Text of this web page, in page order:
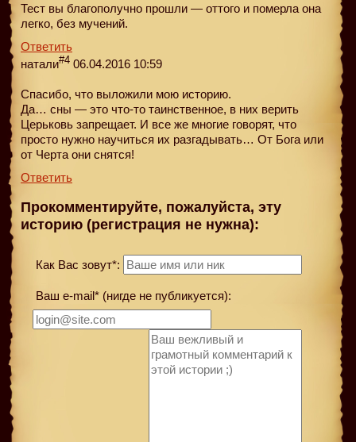
Тест вы благополучно прошли — оттого и померла она
легко, без мучений.
Ответить
натали#4 06.04.2016 10:59
Спасибо, что выложили мою историю.
Да… сны — это что-то таинственное, в них верить
Церьковь запрещает. И все же многие говорят, что
просто нужно научиться их разгадывать… От Бога или
от Черта они снятся!
Ответить
Прокомментируйте, пожалуйста, эту
историю (регистрация не нужна):
Как Вас зовут*:
Ваш e-mail* (нигде не публикуется):